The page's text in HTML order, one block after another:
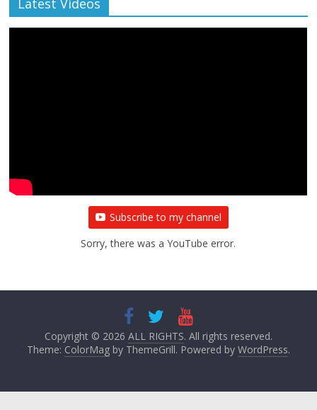
Subscribe to my channel
Sorry, there was a YouTube error.
Copyright © 2026 ALL RIGHTS. All rights reserved.
Theme: ColorMagby ThemeGrill. Powered by WordPress.